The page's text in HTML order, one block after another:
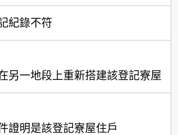
紀錄不符
另一地段上重新搭建該登記寮屋
證明是該登記寮屋住戶